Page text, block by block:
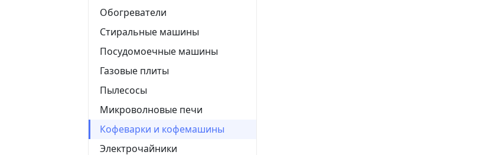
Обогреватели
Стиральные машины
Посудомоечные машины
Газовые плиты
Пылесосы
Микроволновые печи
Кофеварки и кофемашины
Электрочайники